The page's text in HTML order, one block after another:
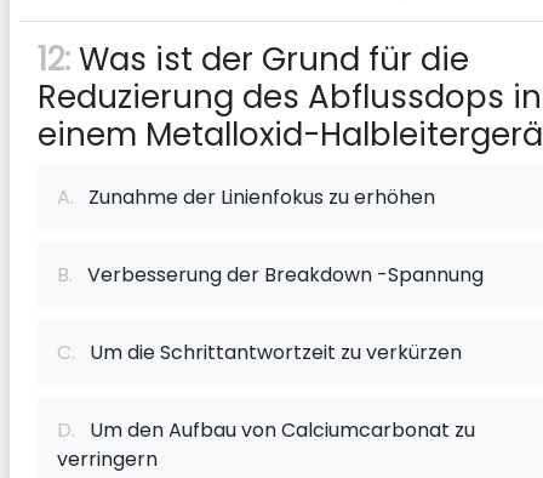
12:Was ist der Grund für die
Reduzierung des Abflussdops in
einem Metalloxid-
A. Zunahme der Linienfokus zu erhöhen
B. Verbesserung der Breakdown -Spannung
C. Um die Schrittantwortzeit zu verkürzen
D. Um den Aufbau von Calciumcarbonat zu
verringern